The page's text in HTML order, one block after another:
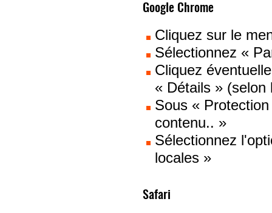
Google Chrome
Cliquez sur le
Sélectionnez «
Cliquez
« Détails » (selon
Sous «
contenu.. »
Sélectionnez
locales »
Safari